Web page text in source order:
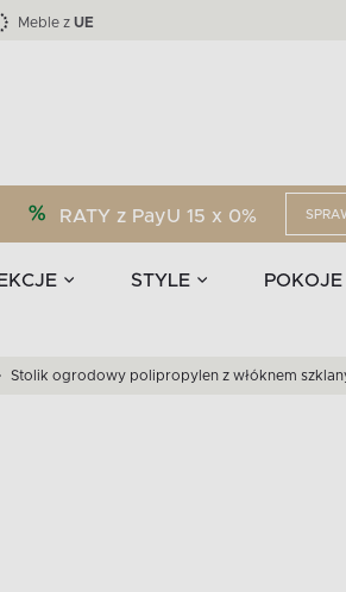
Meble z UE
RATY z PayU 15 x 0%
STYLE POKOJE
Kolekcja mebli LOFTY -45 %
EPIRI Liczba produktów:
TEENS Liczba produktów:
Stolik ogrodowy polipropylen z włóknem